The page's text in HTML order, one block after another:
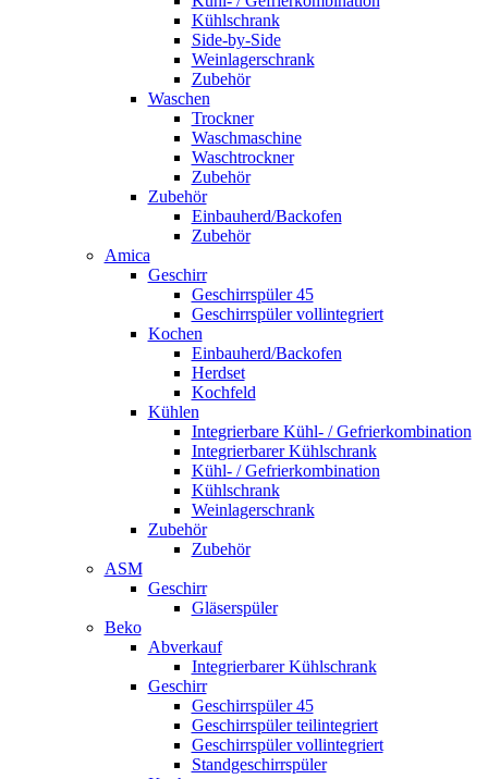
Kühlschrank
Side-by-Side
Weinlagerschrank
Zubehör
Waschen
Trockner
Waschmaschine
Waschtrockner
Zubehör
Zubehör
Einbauherd/Backofen
Zubehör
Amica
Geschirr
Geschirrspüler 45
Geschirrspüler vollintegriert
Kochen
Einbauherd/Backofen
Herdset
Kochfeld
Kühlen
Integrierbare Kühl- / Gefrierkombination
Integrierbarer Kühlschrank
Kühl- / Gefrierkombination
Kühlschrank
Weinlagerschrank
Zubehör
Zubehör
ASM
Geschirr
Gläserspüler
Beko
Abverkauf
Integrierbarer Kühlschrank
Geschirr
Geschirrspüler 45
Geschirrspüler teilintegriert
Geschirrspüler vollintegriert
Standgeschirrspüler